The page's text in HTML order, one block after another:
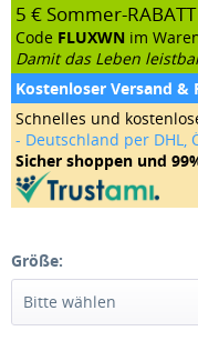
5 € Sommer-RABATT
Code FLUXWN im
Damit das Leben
Kostenloser Versand &
Schnelles und
- Deutschland per DHL,
Sicher shoppen und
Größe: